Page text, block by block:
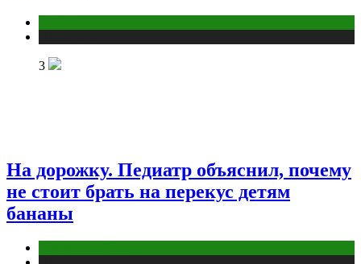
3
На дорожку. Педиатр объяснил, почему
не стоит брать на перекус детям
бананы